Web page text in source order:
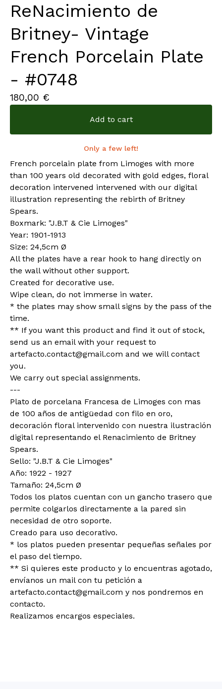
ReNacimiento de
Britney- Vintage
French Porcelain Plate
- #0748
180,00 €
Add to cart
Only a few left!
French porcelain plate from Limoges with more
than 100 years old decorated with gold edges, floral
decoration intervened intervened with our digital
illustration representing the rebirth of Britney
Spears.
Boxmark: "J.B.T & Cie Limoges"
Year: 1901-1913
Size: 24,5cm Ø
All the plates have a rear hook to hang directly on
the wall without other support.
Created for decorative use.
Wipe clean, do not immerse in water.
* the plates may show small signs by the pass of the
time.
** If you want this product and find it out of stock,
send us an email with your request to
artefacto.contact@gmail.com and we will contact
you.
We carry out special assignments.
---
Plato de porcelana Francesa de Limoges con mas
de 100 años de antigüedad con filo en oro,
decoración floral intervenido con nuestra ilustración
digital representando el Renacimiento de Britney
Spears.
Sello: "J.B.T & Cie Limoges"
Año: 1922 - 1927
Tamaño: 24,5cm Ø
Todos los platos cuentan con un gancho trasero que
permite colgarlos directamente a la pared sin
necesidad de otro soporte.
Creado para uso decorativo.
* los platos pueden presentar pequeñas señales por
el paso del tiempo.
** Si quieres este producto y lo encuentras agotado,
envíanos un mail con tu petición a
artefacto.contact@gmail.com y nos pondremos en
contacto.
Realizamos encargos especiales.